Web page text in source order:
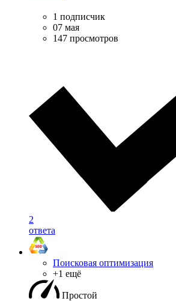
1 подписчик
07 мая
147 просмотров
2
ответа
Поисковая оптимизация
+1 ещё
Простой